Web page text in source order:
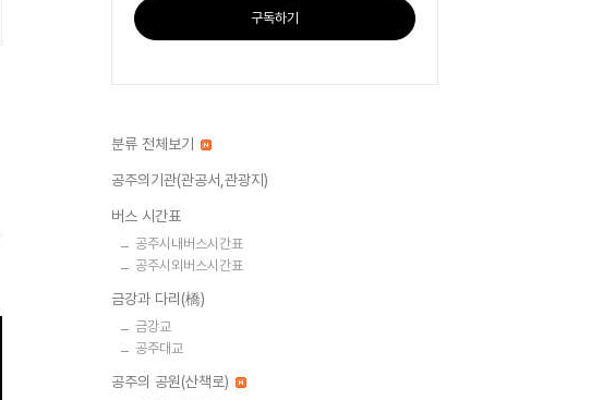
구독하기
분류 전체보기
공주의기관(관공서,관광지)
버스 시간표
공주시내버스시간표
공주시외버스시간표
금강과 다리(橋)
금강교
공주대교
공주의 공원(산책로)